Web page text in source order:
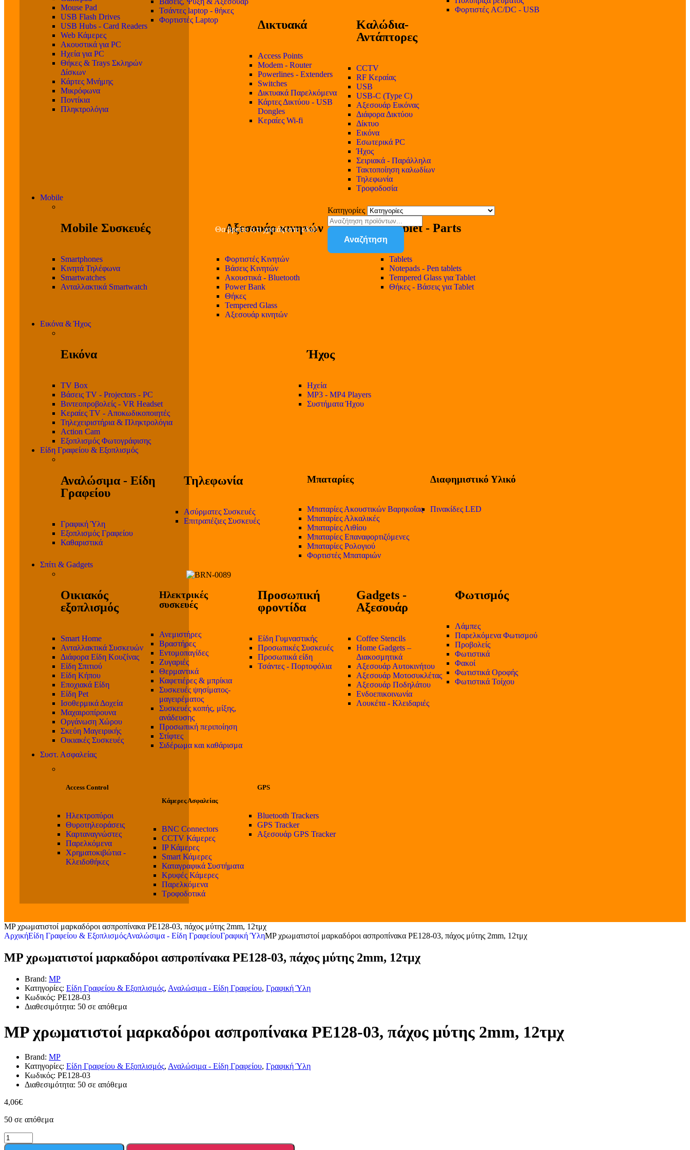
Mouse Pad
USB Flash Drives
USB Hubs - Card Readers
Web Κάμερες
Ακουστικά για PC
Ηχεία για PC
Θήκες & Trays Σκληρών
Δίσκων
Κάρτες Μνήμης
Μικρόφωνα
Ποντίκια
Πληκτρολόγια
Τσάντες laptop - θήκες
Φορτιστές Laptop
Δικτυακά
Access Points
Modem - Router
Powerlines - Extenders
Switches
Δικτυακά Παρελκόμενα
Κάρτες Δικτύου - USB
Dongles
Κεραίες Wi-fi
Καλώδια-
Αντάπτορες
CCTV
RF Κεραίας
USB
USB-C (Type C)
Αξεσουάρ Εικόνας
Διάφορα Δικτύου
Δίκτυο
Εικόνα
Εσωτερικά PC
Ήχος
Σειριακά - Παράλληλα
Τακτοποίηση καλωδίων
Τηλεφωνία
Τροφοδοσία
Φορτιστές AC/DC - USB
Mobile
Mobile Συσκευές
Smartphones
Κινητά Τηλέφωνα
Smartwatches
Ανταλλακτικά Smartwatch
Αξεσουάρ κινητών
Φορτιστές Κινητών
Βάσεις Κινητών
Ακουστικά - Bluetooth
Power Bank
Θήκες
Tempered Glass
Αξεσουάρ κινητών
Tablet - Parts
Tablets
Notepads - Pen tablets
Tempered Glass για Tablet
Θήκες - Βάσεις για Tablet
Εικόνα & Ήχος
Εικόνα
TV Box
Βάσεις TV - Projectors - PC
Βιντεοπροβολείς - VR Headset
Κεραίες TV - Αποκωδικοποιητές
Τηλεχειριστήρια & Πληκτρολόγια
Action Cam
Εξοπλισμός Φωτογράφισης
Ήχος
Ηχεία
MP3 - MP4 Players
Συστήματα Ήχου
Είδη Γραφείου & Εξοπλισμός
Αναλώσιμα - Είδη
Γραφείου
Γραφική Ύλη
Εξοπλισμός Γραφείου
Καθαριστικά
Τηλεφωνία
Ασύρματες Συσκευές
Επιτραπέζιες Συσκευές
Μπαταρίες
Μπαταρίες Ακουστικών Βαρηκοΐας
Μπαταρίες Αλκαλικές
Μπαταρίες Λιθίου
Μπαταρίες Επαναφορτιζόμενες
Μπαταρίες Ρολογιού
Φορτιστές Μπαταριών
Διαφημιστικό Υλικό
Πινακίδες LED
Σπίτι & Gadgets
Οικιακός
εξοπλισμός
Smart Home
Ανταλλακτικά Συσκευών
Διάφορα Είδη Κουζίνας
Είδη Σπιτιού
Είδη Κήπου
Εποχιακά Είδη
Είδη Pet
Ισοθερμικά Δοχεία
Μαχαιροπίρουνα
Οργάνωση Χώρου
Σκεύη Μαγειρικής
Οικιακές Συσκευές
Ηλεκτρικές
συσκευές
Ανεμιστήρες
Βραστήρες
Εντομοπαγίδες
Ζυγαριές
Θερμαντικά
Καφετιέρες & μπρίκια
Συσκευές ψησίματος-
μαγειρέματος
Συσκευές κοπής, μίξης,
ανάδευσης
Προσωπική περιποίηση
Στίφτες
Σιδέρωμα και καθάρισμα
Προσωπική
φροντίδα
Είδη Γυμναστικής
Προσωπικές Συσκευές
Προσωπικά είδη
Τσάντες - Πορτοφόλια
Gadgets -
Αξεσουάρ
Coffee Stencils
Home Gadgets –
Διακοσμητικά
Αξεσουάρ Αυτοκινήτου
Αξεσουάρ Μοτοσυκλέτας
Αξεσουάρ Ποδηλάτου
Ενδοεπικοινωνία
Λουκέτα - Κλειδαριές
Φωτισμός
Λάμπες
Παρελκόμενα Φωτισμού
Προβολείς
Φωτιστικά
Φακοί
Φωτιστικά Οροφής
Φωτιστικά Τοίχου
Συστ. Ασφαλείας
Access Control
Ηλεκτροπύροι
Θυροτηλεοράσεις
Καρταναγνώστες
Παρελκόμενα
Χρηματοκιβώτια -
Κλειδοθήκες
Κάμερες Ασφαλείας
BNC Connectors
CCTV Κάμερες
IP Κάμερες
Smart Κάμερες
Καταγραφικά Συστήματα
Κρυφές Κάμερες
Παρελκόμενα
Τροφοδοτικά
GPS
Bluetooth Trackers
GPS Tracker
Αξεσουάρ GPS Tracker
Θα βρείτε ό,τι χρειάζεστε εδώ!
Κατηγορίες
Αναζήτηση
MP χρωματιστοί μαρκαδόροι ασπροπίνακα PE128-03, πάχος μύτης 2mm, 12τμχ
ΑρχικήΕίδη Γραφείου & ΕξοπλισμόςΑναλώσιμα - Είδη ΓραφείουΓραφική ΎληMP χρωματιστοί μαρκαδόροι ασπροπίνακα PE128-03, πάχος μύτης 2mm, 12τμχ
MP χρωματιστοί μαρκαδόροι ασπροπίνακα PE128-03, πάχος μύτης 2mm, 12τμχ
Brand: MP
Κατηγορίες: Είδη Γραφείου & Εξοπλισμός, Αναλώσιμα - Είδη Γραφείου, Γραφική Ύλη
Κωδικός: PE128-03
Διαθεσιμότητα: 50 σε απόθεμα
MP χρωματιστοί μαρκαδόροι ασπροπίνακα PE128-03, πάχος μύτης 2mm, 12τμχ
Brand: MP
Κατηγορίες: Είδη Γραφείου & Εξοπλισμός, Αναλώσιμα - Είδη Γραφείου, Γραφική Ύλη
Κωδικός: PE128-03
Διαθεσιμότητα: 50 σε απόθεμα
4,06€
50 σε απόθεμα